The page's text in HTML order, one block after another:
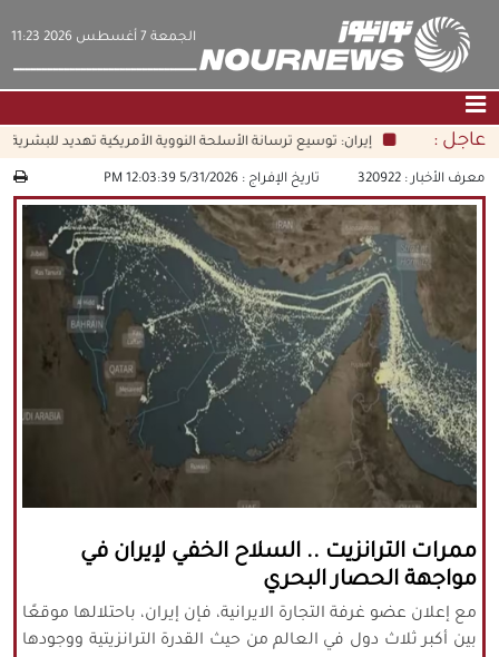
‫‫الجمعة‬‬ 7 أغسطس 2026 11:23
الصفحة الرئيسية|التواصل معنا |من نحن
عناوين الأخبار
الثقافة والمجتمع
اقتصاد
سياسة
الوسائط المتعددة
|فارسي |
English العربيه
|עברית |
русский 中文
|
يُرجى ذكر المصدر عند نقل أي موضوع عن
موقعنا
عاجل : إيران: توسيع ترسانة الأسلحة النووية الأمريكية تهديد للبشرية
معرف الأخبار : 320922 تاريخ الإفراج :5/31/2026 12:03:39 PM
ممرات الترانزيت .. السلاح الخفي لإيران في
مواجهة الحصار البحري
مع إعلان عضو غرفة التجارة الايرانية، فإن إيران، باحتلالها موقعًا
بين أكبر ثلاث دول في العالم من حيث القدرة الترانزيتية ووجودها